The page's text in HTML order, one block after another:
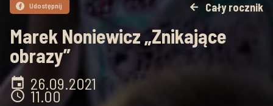
 Udostępnij arrow_back Cały rocznik
Marek Noniewicz „Znikające
obrazy”
event 26.09.2021
schedule 11.00